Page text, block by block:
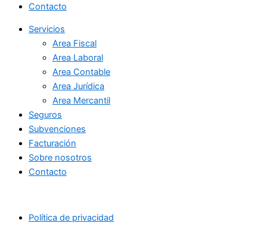
Contacto
Servicios
Area Fiscal
Area Laboral
Area Contable
Area Jurídica
Area Mercantil
Seguros
Subvenciones
Facturación
Sobre nosotros
Contacto
Política de privacidad